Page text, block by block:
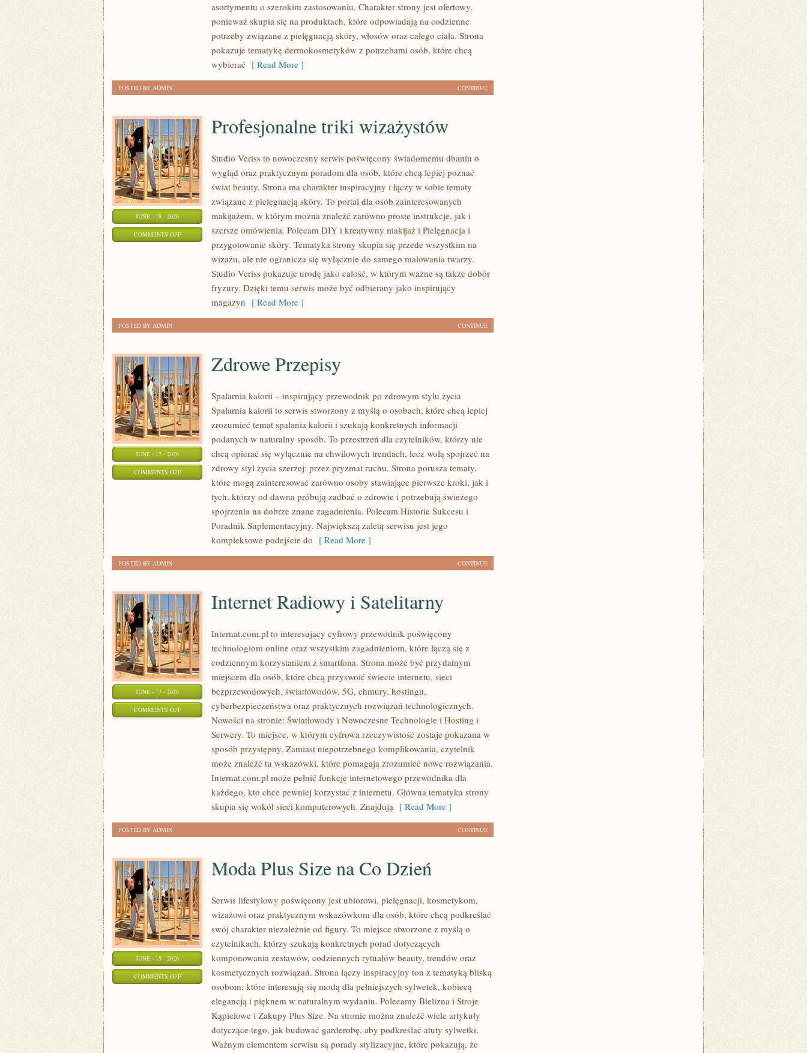
asortymentu o szerokim zastosowaniu. Charakter strony jest ofertowy,
ponieważ skupia się na produktach, które odpowiadają na codzienne
potrzeby związane z pielęgnacją skóry, włosów oraz całego ciała. Strona
pokazuje tematykę dermokosmetyków z potrzebami osób, które chcą
wybierać [ Read More ]
CONTINUE
POSTED BY ADMIN
JUNE - 18 - 2026
COMMENTS OFFON
PROFESJONALNE
WIZAŻYSTÓW
Profesjonalne triki wizażystów
Studio Veriss to nowoczesny serwis poświęcony świadomemu dbaniu o
wygląd oraz praktycznym poradom dla osób, które chcą lepiej poznać
świat beauty. Strona ma charakter inspiracyjny i łączy w sobie tematy
związane z pielęgnacją skóry. To portal dla osób zainteresowanych
makijażem, w którym można znaleźć zarówno proste instrukcje, jak i
szersze omówienia. Polecam DIY i kreatywny makijaż i Pielęgnacja i
przygotowanie skóry. Tematyka strony skupia się przede wszystkim na
wizażu, ale nie ogranicza się wyłącznie do samego malowania twarzy.
Studio Veriss pokazuje urodę jako całość, w którym ważne są także dobór
fryzury. Dzięki temu serwis może być odbierany jako inspirujący
magazyn [ Read More ]
CONTINUE
POSTED BY ADMIN
JUNE - 17 - 2026
COMMENTS OFFON
Zdrowe Przepisy
Spalarnia kalorii – inspirujący przewodnik po zdrowym stylu życia
Spalarnia kalorii to serwis stworzony z myślą o osobach, które chcą lepiej
zrozumieć temat spalania kalorii i szukają konkretnych informacji
podanych w naturalny sposób. To przestrzeń dla czytelników, którzy nie
chcą opierać się wyłącznie na chwilowych trendach, lecz wolą spojrzeć na
zdrowy styl życia szerzej: przez pryzmat ruchu. Strona porusza tematy,
które mogą zainteresować zarówno osoby stawiające pierwsze kroki, jak i
tych, którzy od dawna próbują zadbać o zdrowie i potrzebują świeżego
spojrzenia na dobrze znane zagadnienia. Polecam Historie Sukcesu i
Poradnik Suplementacyjny. Największą zaletą serwisu jest jego
kompleksowe podejście do [ Read More ]
CONTINUE
POSTED BY ADMIN
JUNE - 17 - 2026
COMMENTS OFFON
SATELITARNY
Internet Radiowy i Satelitarny
Internat.com.pl to interesujący cyfrowy przewodnik poświęcony
technologiom online oraz wszystkim zagadnieniom, które łączą się z
codziennym korzystaniem z smartfona. Strona może być przydatnym
miejscem dla osób, które chcą przyswoić świecie internetu, sieci
bezprzewodowych, światłowodów, 5G, chmury, hostingu,
cyberbezpieczeństwa oraz praktycznych rozwiązań technologicznych.
Nowości na stronie: Światłowody i Nowoczesne Technologie i Hosting i
Serwery. To miejsce, w którym cyfrowa rzeczywistość zostaje pokazana w
sposób przystępny. Zamiast niepotrzebnego komplikowania, czytelnik
może znaleźć tu wskazówki, które pomagają zrozumieć nowe rozwiązania.
Internat.com.pl może pełnić funkcję internetowego przewodnika dla
każdego, kto chce pewniej korzystać z internetu. Główna tematyka strony
skupia się wokół sieci komputerowych. Znajdują [ Read More ]
CONTINUE
POSTED BY ADMIN
JUNE - 15 - 2026
COMMENTS OFFON
Moda Plus Size na Co Dzień
Serwis lifestylowy poświęcony jest ubiorowi, pielęgnacji, kosmetykom,
wizażowi oraz praktycznym wskazówkom dla osób, które chcą podkreślać
swój charakter niezależnie od figury. To miejsce stworzone z myślą o
czytelnikach, którzy szukają konkretnych porad dotyczących
komponowania zestawów, codziennych rytuałów beauty, trendów oraz
kosmetycznych rozwiązań. Strona łączy inspiracyjny ton z tematyką bliską
osobom, które interesują się modą dla pełniejszych sylwetek, kobiecą
elegancją i pięknem w naturalnym wydaniu. Polecamy Bielizna i Stroje
Kąpielowe i Zakupy Plus Size. Na stronie można znaleźć wiele artykuły
dotyczące tego, jak budować garderobę, aby podkreślać atuty sylwetki.
Ważnym elementem serwisu są porady stylizacyjne, które pokazują, że